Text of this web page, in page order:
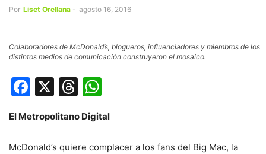
Por Liset Orellana - agosto 16, 2016
Colaboradores de McDonald’s, blogueros, influenciadores y miembros de los
distintos medios de comunicación construyeron el mosaico.
Facebook
X Threads
El Metropolitano Digital
McDonald’s quiere complacer a los fans del Big Mac, la